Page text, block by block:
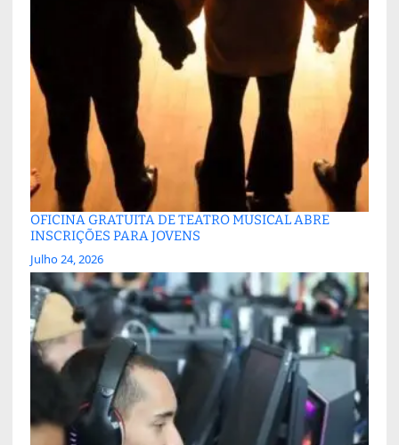
OFICINA GRATUITA DE TEATRO MUSICAL ABRE
INSCRIÇÕES PARA JOVENS
Julho 24, 2026